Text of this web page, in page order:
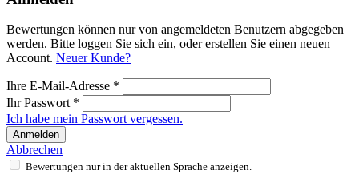
Bewertungen können nur von angemeldeten Benutzern abgegeben
werden. Bitte loggen Sie sich ein, oder erstellen Sie einen neuen
Account. Neuer Kunde?
Ihre E-Mail-Adresse *
Ihr Passwort *
Ich habe mein Passwort vergessen.
Anmelden
Abbrechen
Bewertungen nur in der aktuellen Sprache anzeigen.